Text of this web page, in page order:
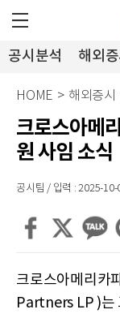
공시분석 해외증
HOME > 해외증시
크로스아메
원 사임 소식
공시팀 / 입력 : 2025-10-
크로스아메리카
Partners LP )는